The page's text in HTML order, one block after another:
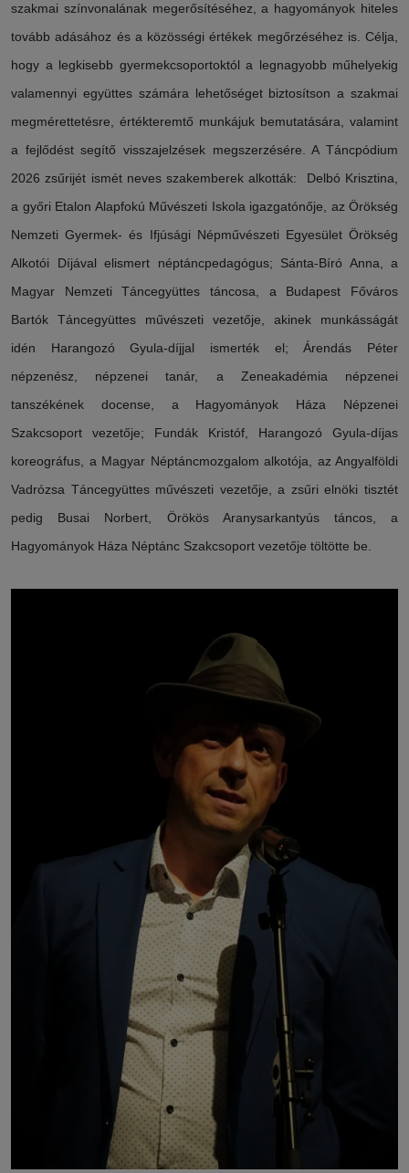
szakmai színvonalának megerősítéséhez, a hagyományok hiteles
tovább adásához és a közösségi értékek megőrzéséhez is. Célja,
hogy a legkisebb gyermekcsoportoktól a legnagyobb műhelyekig
valamennyi együttes számára lehetőséget biztosítson a szakmai
megmérettetésre, értékteremtő munkájuk bemutatására, valamint
a fejlődést segítő visszajelzések megszerzésére. A Táncpódium
2026 zsűrijét ismét neves szakemberek alkották: Delbó Krisztina,
a győri Etalon Alapfokú Művészeti Iskola igazgatónője, az Örökség
Nemzeti Gyermek- és Ifjúsági Népművészeti Egyesület Örökség
Alkotói Díjával elismert néptáncpedagógus; Sánta-Bíró Anna, a
Magyar Nemzeti Táncegyüttes táncosa, a Budapest Főváros
Bartók Táncegyüttes művészeti vezetője, akinek munkásságát
idén Harangozó Gyula-díjjal ismerték el; Árendás Péter
népzenész, népzenei tanár, a Zeneakadémia népzenei
tanszékének docense, a Hagyományok Háza Népzenei
Szakcsoport vezetője; Fundák Kristóf, Harangozó Gyula-díjas
koreográfus, a Magyar Néptáncmozgalom alkotója, az Angyalföldi
Vadrózsa Táncegyüttes művészeti vezetője, a zsűri elnöki tisztét
pedig Busai Norbert, Örökös Aranysarkantyús táncos, a
Hagyományok Háza Néptánc Szakcsoport vezetője töltötte be.